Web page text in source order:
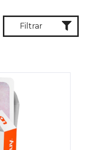
Filtrar